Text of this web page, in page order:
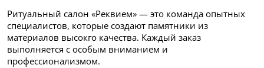
Ритуальный салон «Реквием» — это команда опытных
специалистов, которые создают памятники из
материалов высокго качества. Каждый заказ
выполняется с особым вниманием и
профессионализмом.